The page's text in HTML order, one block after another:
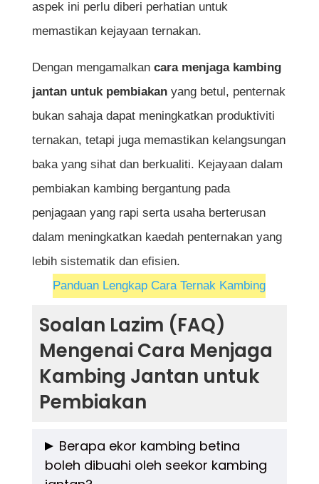
aspek ini perlu diberi perhatian untuk
memastikan kejayaan ternakan.
Dengan mengamalkan cara menjaga kambing
jantan untuk pembiakanyang betul, penternak
bukan sahaja dapat meningkatkan produktiviti
ternakan, tetapi juga memastikan kelangsungan
baka yang sihat dan berkualiti. Kejayaan dalam
pembiakan kambing bergantung pada
penjagaan yang rapi serta usaha berterusan
dalam meningkatkan kaedah penternakan yang
lebih sistematik dan efisien.
Panduan Lengkap Cara Ternak Kambing
Soalan Lazim (FAQ)
Mengenai Cara Menjaga
Kambing Jantan untuk
Pembiakan
Berapa ekor kambing betina
boleh dibuahi oleh seekor kambing